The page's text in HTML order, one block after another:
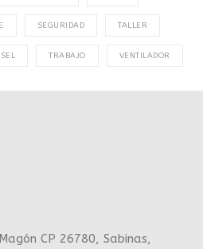
SEGURIDAD TALLER
TRABAJO VENTILADOR
CP 26780, Sabinas,